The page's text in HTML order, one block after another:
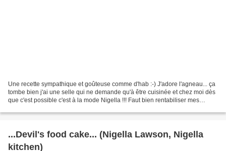
Une recette sympathique et goûteuse comme d'hab :-) J'adore l'agneau... ça
tombe bien j'ai une selle qui ne demande qu'à être cuisinée et chez moi dès
que c'est possible c'est à la mode Nigella !!! Faut bien rentabiliser mes
...Devil's food cake... (Nigella Lawson, Nigella
kitchen)